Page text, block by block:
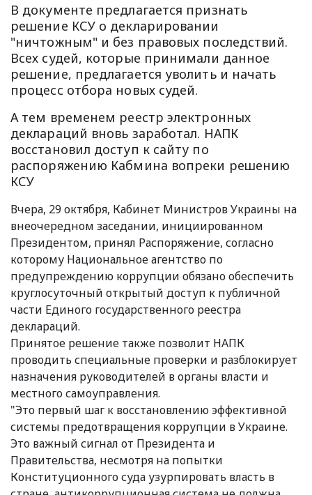
В документе предлагается признать
решение КСУ о декларировании
"ничтожным" и без правовых последствий.
Всех судей, которые принимали данное
решение, предлагается уволить и начать
процесс отбора новых судей.
А тем временем реестр электронных
деклараций вновь заработал. НАПК
восстановил доступ к сайту по
распоряжению Кабмина вопреки решению
КСУ
Вчера, 29 октября, Кабинет Министров Украины на
внеочередном заседании, инициированном
Президентом, принял Распоряжение, согласно
которому Национальное агентство по
предупреждению коррупции обязано обеспечить
круглосуточный открытый доступ к публичной
части Единого государственного реестра
деклараций.
Принятое решение также позволит НАПК
проводить специальные проверки и разблокирует
назначения руководителей в органы власти и
местного самоуправления.
"Это первый шаг к восстановлению эффективной
системы предотвращения коррупции в Украине.
Это важный сигнал от Президента и
Правительства, несмотря на попытки
Конституционного суда узурпировать власть в